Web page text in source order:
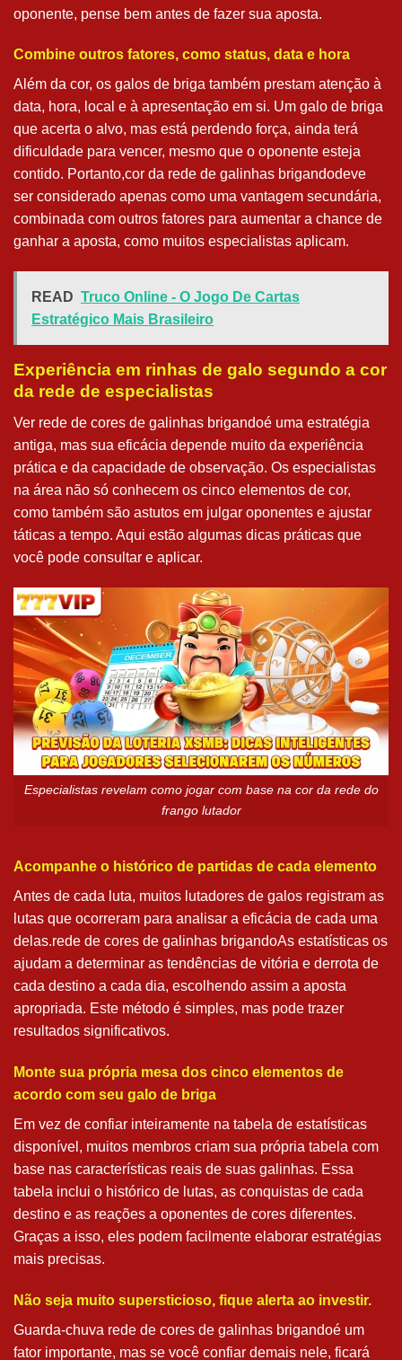
oponente, pense bem antes de fazer sua aposta.
Combine outros fatores, como status, data e hora
Além da cor, os galos de briga também prestam atenção à
data, hora, local e à apresentação em si. Um galo de briga
que acerta o alvo, mas está perdendo força, ainda terá
dificuldade para vencer, mesmo que o oponente esteja
contido. Portanto,cor da rede de galinhas brigandodeve
ser considerado apenas como uma vantagem secundária,
combinada com outros fatores para aumentar a chance de
ganhar a aposta, como muitos especialistas aplicam.
READ Truco Online - O Jogo De Cartas
Estratégico Mais Brasileiro
Experiência em rinhas de galo segundo a cor
da rede de especialistas
Ver rede de cores de galinhas brigandoé uma estratégia
antiga, mas sua eficácia depende muito da experiência
prática e da capacidade de observação. Os especialistas
na área não só conhecem os cinco elementos de cor,
como também são astutos em julgar oponentes e ajustar
táticas a tempo. Aqui estão algumas dicas práticas que
você pode consultar e aplicar.
Especialistas revelam como jogar com base na cor da rede do
frango lutador
Acompanhe o histórico de partidas de cada elemento
Antes de cada luta, muitos lutadores de galos registram as
lutas que ocorreram para analisar a eficácia de cada uma
delas.rede de cores de galinhas brigandoAs estatísticas os
ajudam a determinar as tendências de vitória e derrota de
cada destino a cada dia, escolhendo assim a aposta
apropriada. Este método é simples, mas pode trazer
resultados significativos.
Monte sua própria mesa dos cinco elementos de
acordo com seu galo de briga
Em vez de confiar inteiramente na tabela de estatísticas
disponível, muitos membros criam sua própria tabela com
base nas características reais de suas galinhas. Essa
tabela inclui o histórico de lutas, as conquistas de cada
destino e as reações a oponentes de cores diferentes.
Graças a isso, eles podem facilmente elaborar estratégias
mais precisas.
Não seja muito supersticioso, fique alerta ao investir.
Guarda-chuva rede de cores de galinhas brigandoé um
fator importante, mas se você confiar demais nele, ficará